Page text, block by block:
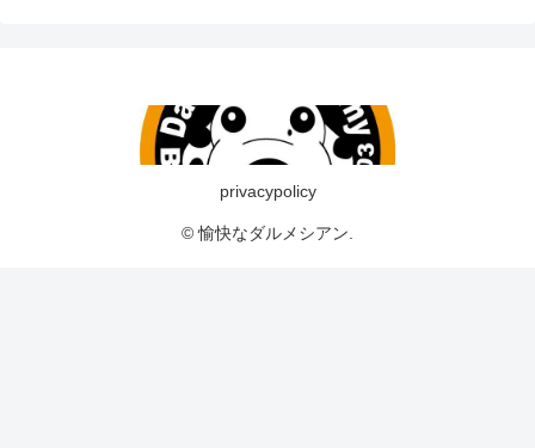
privacypolicy
© 愉快なダルメシアン.